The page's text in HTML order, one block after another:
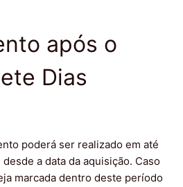
do meu pedido
cancelamento
após o
Dias
poderá ser realizado em até
a data da aquisição. Caso
marcada dentro deste período